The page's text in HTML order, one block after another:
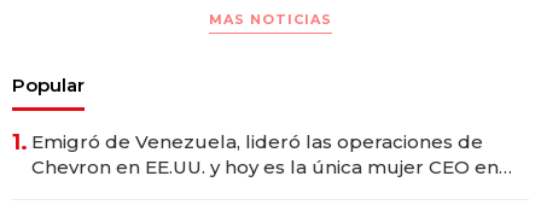
MAS NOTICIAS
Popular
1. Emigró de Venezuela, lideró las operaciones de
Chevron en EE.UU. y hoy es la única mujer CEO en